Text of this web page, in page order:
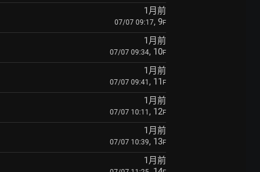
1月前
07/07 09:17, 9F
1月前
07/07 09:34, 10F
1月前
07/07 09:41 , 11 F
1月前
07/07 10:11 , 12F
1月前
07/07 10:39, 13F
1月前